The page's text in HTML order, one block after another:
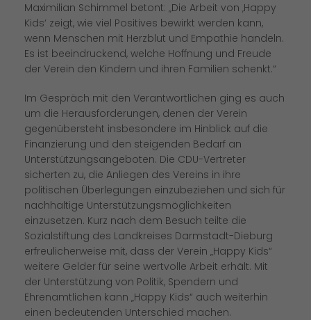
Maximilian Schimmel betont: „Die Arbeit von ‚Happy
Kids‘ zeigt, wie viel Positives bewirkt werden kann,
wenn Menschen mit Herzblut und Empathie handeln.
Es ist beeindruckend, welche Hoffnung und Freude
der Verein den Kindern und ihren Familien schenkt.“
Im Gespräch mit den Verantwortlichen ging es auch
um die Herausforderungen, denen der Verein
gegenübersteht insbesondere im Hinblick auf die
Finanzierung und den steigenden Bedarf an
Unterstützungsangeboten. Die CDU-Vertreter
sicherten zu, die Anliegen des Vereins in ihre
politischen Überlegungen einzubeziehen und sich für
nachhaltige Unterstützungsmöglichkeiten
einzusetzen. Kurz nach dem Besuch teilte die
Sozialstiftung des Landkreises Darmstadt-Dieburg
erfreulicherweise mit, dass der Verein „Happy Kids“
weitere Gelder für seine wertvolle Arbeit erhält. Mit
der Unterstützung von Politik, Spendern und
Ehrenamtlichen kann „Happy Kids“ auch weiterhin
einen bedeutenden Unterschied machen.